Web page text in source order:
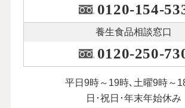
0120-154-
養生食品相談窓口
0120-250-
平日9時～19時､土曜9時～
日･祝日･年末年始休み